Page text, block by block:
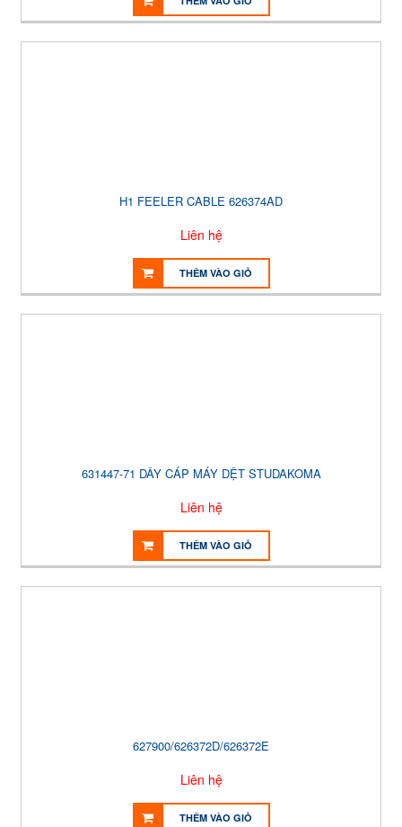
H1 FEELER CABLE 626374AD
Liên hệ
THÊM VÀO GIỎ
631447-71 DÂY CÁP MÁY DỆT STUDAKOMA
Liên hệ
THÊM VÀO GIỎ
627900/626372D/626372E
Liên hệ
THÊM VÀO GIỎ